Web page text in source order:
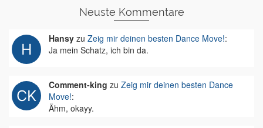
Neuste Kommentare
Hansy zu Zeig mir deinen besten Dance Move!:
Ja mein Schatz, ich bin da.
Comment-king zu Zeig mir deinen besten Dance
Move!:
Ähm, okayy.